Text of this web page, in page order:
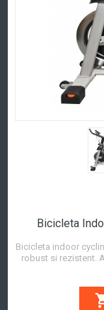
Bicicleta
Bicicleta indoor
robust si rezistent.
asemanator
permite să